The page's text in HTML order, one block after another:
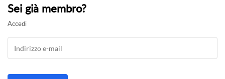
Sei già membro?
Accedi